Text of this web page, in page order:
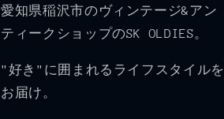
愛知県稲沢市のヴィンテージ&アン
ティークショップのSK OLDIES。
"好き"に囲まれるライフスタイルを
お届け。